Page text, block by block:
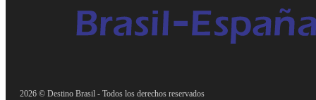
2026 © Destino Brasil - Todos los derechos reservados